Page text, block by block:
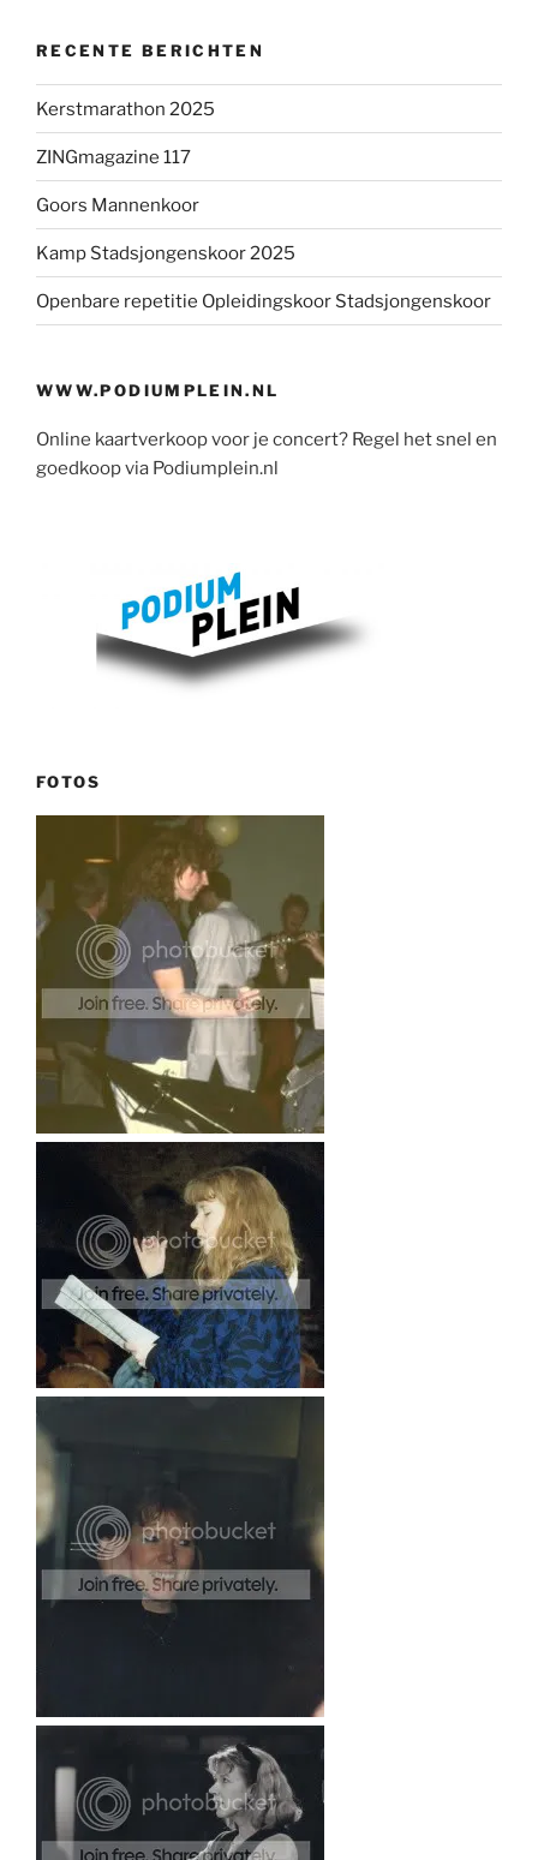
RECENTE BERICHTEN
Kerstmarathon 2025
ZINGmagazine 117
Goors Mannenkoor
Kamp Stadsjongenskoor 2025
Openbare repetitie Opleidingskoor Stadsjongenskoor
WWW.PODIUMPLEIN.NL
Online kaartverkoop voor je concert? Regel het snel en
goedkoop via Podiumplein.nl
FOTOS